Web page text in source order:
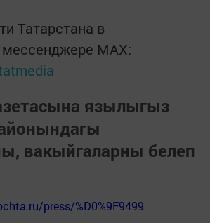
Татарстана в
MАХ:
язылыгыз
вакыйгаларны белеп
press/%D0%9F9499